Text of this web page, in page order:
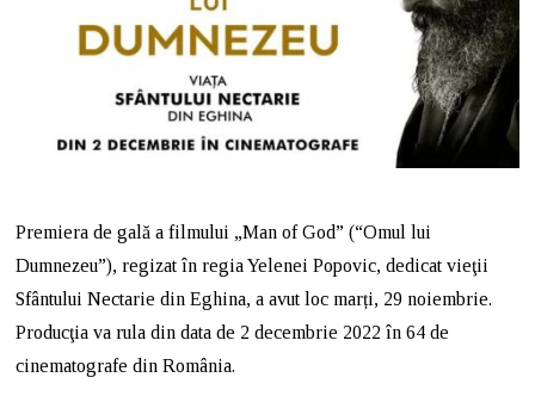
Premiera de gală a filmului „Man of God” (“Omul lui
Dumnezeu”), regizat în regia Yelenei Popovic, dedicat vieţii
Sfântului Nectarie din Eghina, a avut loc marți, 29 noiembrie.
Producţia va rula din data de 2 decembrie 2022 în 64 de
cinematografe din România.